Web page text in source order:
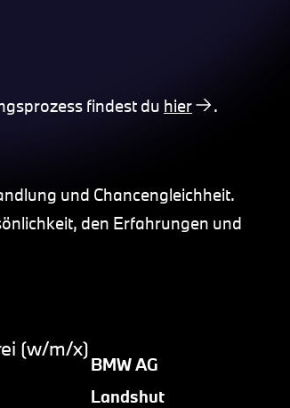
findest du hier .
und Chancengleichheit.
den Erfahrungen und
(w/m/x)
BMW AG
Landshut